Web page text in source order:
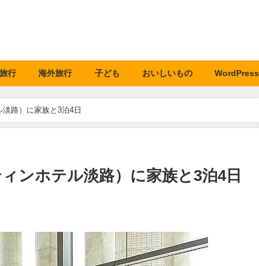
行 海外旅行 子ども おいしいもの WordPress
路）に家族と3泊4日
ンホテル淡路）に家族と3泊4日